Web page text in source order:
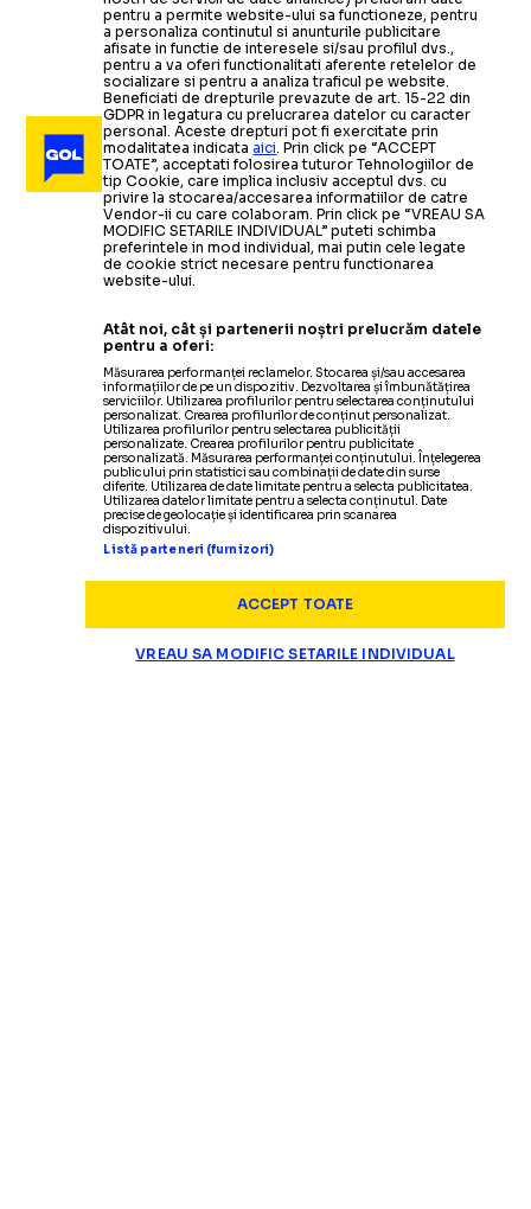
pentru a permite website-ului sa functioneze, pentru
a personaliza continutul si anunturile publicitare
afisate in functie de interesele si/sau profilul dvs.,
pentru a va oferi functionalitati aferente retelelor de
socializare si pentru a analiza traficul pe website.
Beneficiati de drepturile prevazute de art. 15-22 din
GDPR in legatura cu prelucrarea datelor cu caracter
personal. Aceste drepturi pot fi exercitate prin
modalitatea indicataaici. Prin click pe “ACCEPT
TOATE”, acceptati folosirea tuturor Tehnologiilor de
tip Cookie, care implica inclusiv acceptul dvs. cu
privire la stocarea/accesarea informatiilor de catre
Vendor-ii cu care colaboram. Prin click pe “VREAU SA
MODIFIC SETARILE INDIVIDUAL” puteti schimba
preferintele in mod individual, mai putin cele legate
de cookie strict necesare pentru functionarea
website-ului.
Atât noi, cât și partenerii noștri prelucrăm datele
pentru a oferi:
Măsurarea performanței reclamelor. Stocarea și/sau accesarea
informațiilor de pe un dispozitiv. Dezvoltarea și îmbunătățirea
serviciilor. Utilizarea profilurilor pentru selectarea conținutului
personalizat. Crearea profilurilor de conținut personalizat.
Utilizarea profilurilor pentru selectarea publicității
personalizate. Crearea profilurilor pentru publicitate
personalizată. Măsurarea performanței conținutului. Înțelegerea
publicului prin statistici sau combinații de date din surse
diferite. Utilizarea de date limitate pentru a selecta publicitatea.
Utilizarea datelor limitate pentru a selecta conținutul. Date
precise de geolocație și identificarea prin scanarea
dispozitivului.
Listă parteneri (furnizori)
ACCEPT TOATE
VREAU SA MODIFIC SETARILE INDIVIDUAL